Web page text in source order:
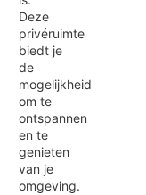
Deze
privéruimte
biedt je
de
mogelijkheid
om te
ontspannen
en te
genieten
van je
omgeving.